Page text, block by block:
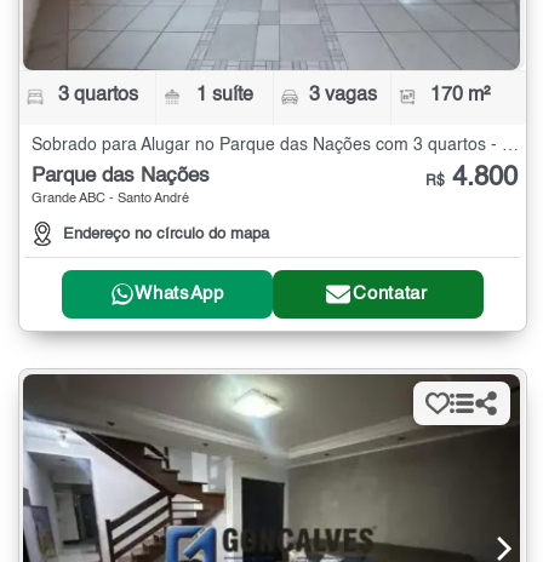
3 quartos 1 suíte 3 vagas 170 m²
Parque das Nações
Grande ABC - Santo André
Endereço no círculo do mapa
R$ 4.800
WhatsApp Contatar